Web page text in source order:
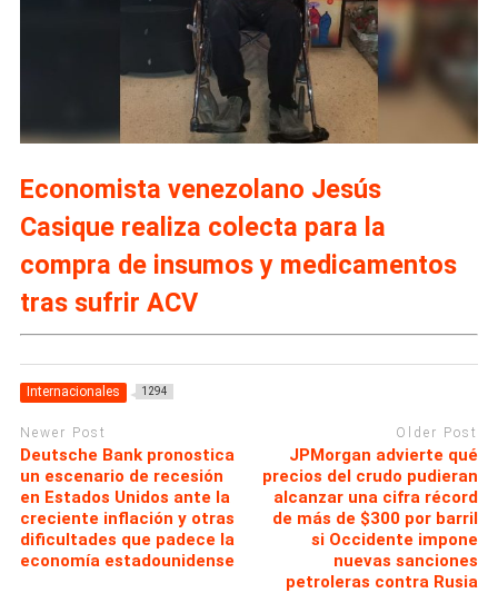
Economista venezolano Jesús
Casique realiza colecta para la
compra de insumos y medicamentos
tras sufrir ACV
Internacionales 1294
Newer Post
Deutsche Bank pronostica
un escenario de recesión
en Estados Unidos ante la
creciente inflación y otras
dificultades que padece la
economía estadounidense
Older Post
JPMorgan advierte qué
precios del crudo pudieran
alcanzar una cifra récord
de más de $300 por barril
si Occidente impone
nuevas sanciones
petroleras contra Rusia